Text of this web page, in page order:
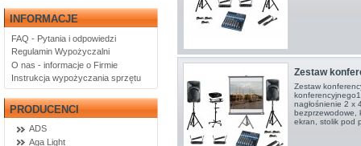
INFORMACJE
FAQ - Pytania i odpowiedzi
Regulamin Wypożyczalni
O nas - informacje o Firmie
Instrukcja wypożyczania sprzętu
PRODUCENCI
ADS
Aga Light
Zestaw
Zestaw
nagłośnienie 2 x
bezprzewodowe,
ekran, stolik pod